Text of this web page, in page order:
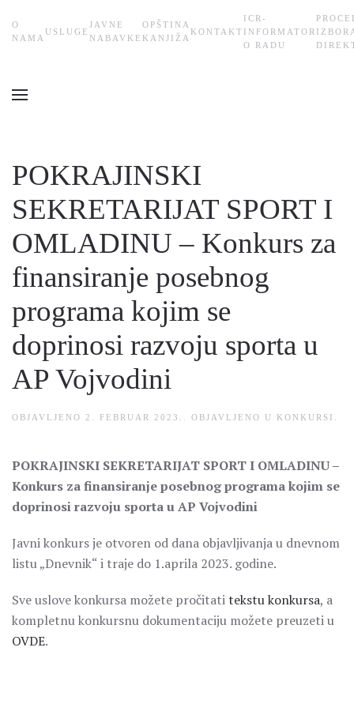
Skip
О
NAMA
USLUGE
JAVNE
NABAVKE
OPŠTINA
KANJIŽA
KONTAKT
ICR-
INFORMATOR
O RADU
POKRAJINSKI
SEKRETARIJAT SPORT I
OMLADINU – Konkurs za
finansiranje posebnog
programa kojim se
doprinosi razvoju sporta u
AP Vojvodini
OBJAVLJENO 2. FEBRUAR 2023. . OBJAVLJENO U KONKURSI
POKRAJINSKI SEKRETARIJAT SPORT I OMLADINU –
Konkurs za finansiranje posebnog programa kojim se
doprinosi razvoju sporta u AP Vojvodini
Javni konkurs je otvoren od dana objavljivanja u dnevnom
listu „Dnevnik“ i traje do 1.aprila 2023. godine.
Sve uslove konkursa možete pročitatitekstu konkursa, a
kompletnu konkursnu dokumentaciju možete preuzeti u
OVDE.